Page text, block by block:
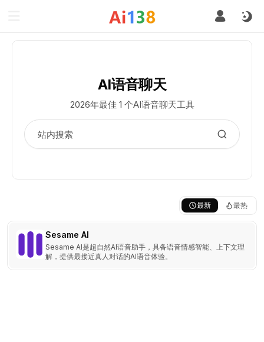
AI语音聊天
2026年最佳 1 个AI语音聊天工具
最新 最热
Sesame AI
Sesame AI是超自然AI语音助手，具备语音情感智能、上下文理
解，提供最接近真人对话的AI语音体验。